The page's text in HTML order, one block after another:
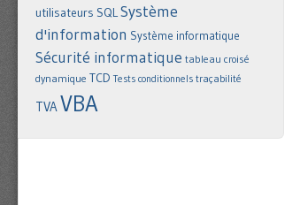
utilisateurs SQLSystème
d'information Système informatique
Sécurité informatique tableau croisé
dynamique TCD Tests conditionnels traçabilité
TVAVBA